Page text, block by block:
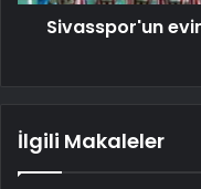
Sivasspor'un
İlgili Makaleler